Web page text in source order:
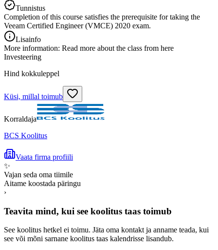
Tunnistus
Completion of this course satisfies the prerequisite for taking the
Veeam Certified Engineer (VMCE) 2020 exam.
Lisainfo
More information: Read more about the class from here
Investeering
Hind kokkuleppel
Küsi, millal toimub
Korraldaja
BCS Koolitus
Vaata firma profiili
✨
Vajan seda oma tiimile
Aitame koostada päringu
›
Teavita mind, kui see koolitus taas toimub
See koolitus hetkel ei toimu. Jäta oma kontakt ja anname teada, kui
see või mõni sarnane koolitus taas kalendrisse lisandub.